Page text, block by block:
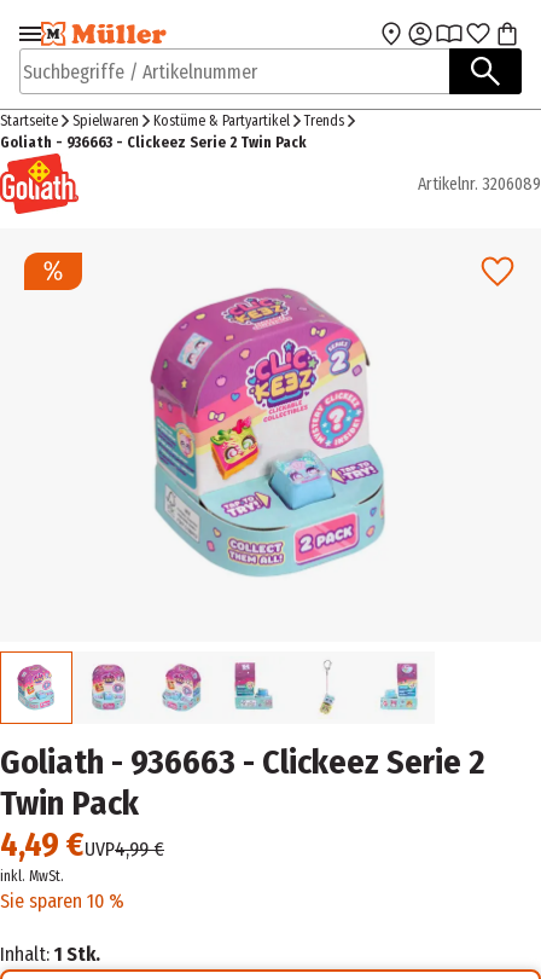
Zur Navigation
springen
Zum Hauptinhalt
Suchbegriffe / Artikelnummer
Startseite Spielwaren Kostüme & Partyartikel
Trends
Goliath - 936663 - Clickeez Serie 2 Twin Pack
Artikelnr. 3206089
Goliath - 936663 - Clickeez Serie 2
Twin Pack
4,49 €UVP4,99 €
inkl. MwSt.
Sie sparen 10 %
Inhalt: 1 Stk.